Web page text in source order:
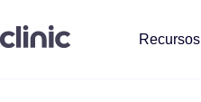
Recursos